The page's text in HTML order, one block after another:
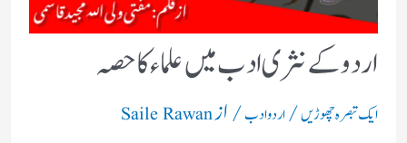
اردو کے نثری ادب میں علماء کا حصہ
ایک تبصرہ چھوڑیں/اردو ادب/ ازSaile Rawan